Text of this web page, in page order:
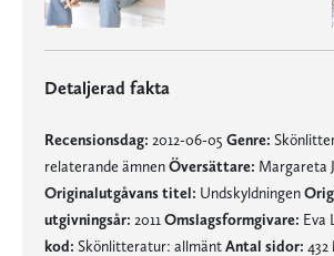
Detaljerad fakta
Recensionsdag: 2012-06-05 Genre:
relaterande ämnenÖversättare: Margareta
Originalutgåvans titel: Undskyldningen
utgivningsår: 2011 Omslagsformgivare: Eva
kod: Skönlitteratur: allmäntAntal sidor: 432